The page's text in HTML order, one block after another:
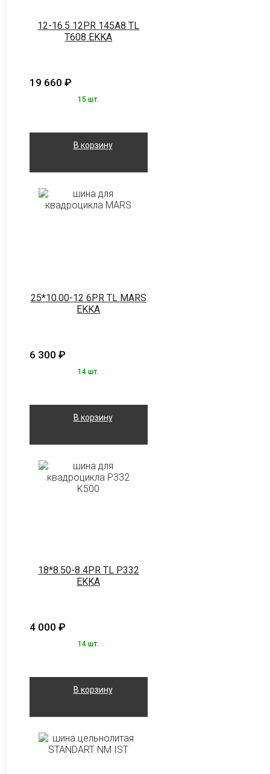
12-16.5 12PR 145A8 TL
T608 EKKA
19 660 ₽
15 шт.
В корзину
25*10.00-12 6PR TL MARS
EKKA
6 300 ₽
14 шт.
В корзину
18*8.50-8 4PR TL P332
EKKA
4 000 ₽
14 шт.
В корзину